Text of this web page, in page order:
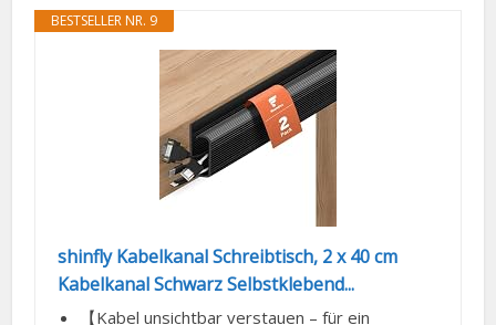
BESTSELLER NR. 9
shinfly Kabelkanal Schreibtisch, 2 x 40 cm
Kabelkanal Schwarz Selbstklebend...
【Kabel unsichtbar verstauen – für ein